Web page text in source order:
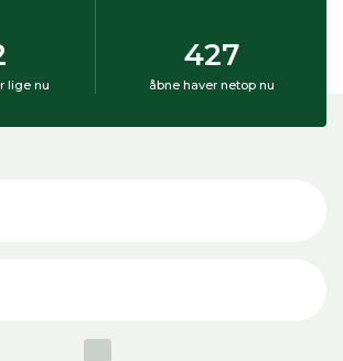
lige nu
427
åbne haver netop nu